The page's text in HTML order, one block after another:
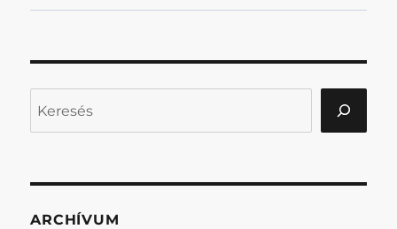
ARCHÍVUM